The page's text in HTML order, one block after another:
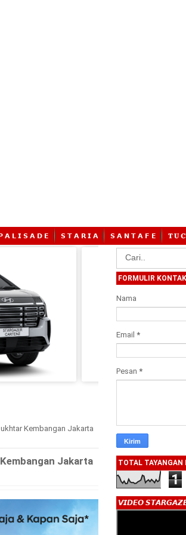
𝗔 𝗟 𝗜 𝗦 𝗔 𝗗 𝗘 𝗦 𝗧 𝗔 𝗥 𝗜 𝗔 𝗦 𝗔 𝗡 𝗧 𝗔 𝗙 𝗘 𝐓 𝐔
Kembangan Jakarta
Jakarta
FORMULIR KONTAK
Nama
Email *
Pesan *
TOTAL TAYANGAN
1
𝙑𝙄𝘿𝙀𝙊